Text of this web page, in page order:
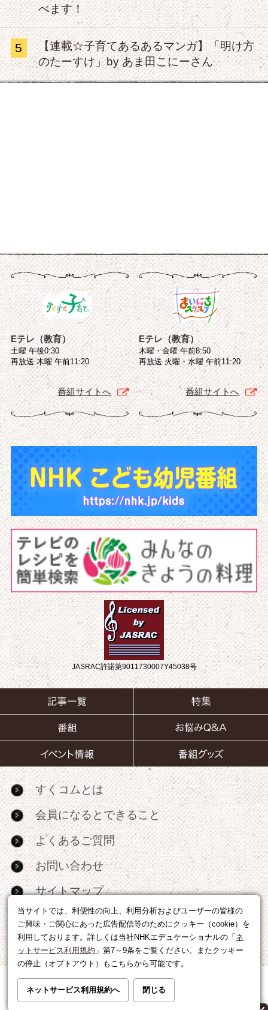
当サイトでは、利便性の向上、利用分析およびユーザーの皆様の
ご興味・ご関心にあった広告配信等のためにクッキー（cookie）を
利用しております。詳しくは当社NHKエデュケーショナルの「 ネ
ットサービス利用規約 」第7～9条をご覧ください。またクッキー
の停止（オプトアウト）もこちらから可能です。
ネットサービス利用規約へ 閉じる
べます！
5
【連載☆子育てあるあるマンガ】「明け方
のたーすけ」by あま田こにーさん
Eテレ（教育）
土曜 午後0:30
再放送 木曜 午前11:20
番組サイトへ
Eテレ（教育）
木曜・金曜 午前8:50
再放送 火曜・水曜 午前11:20
番組サイトへ
JASRAC許諾第9011730007Y45038号
すくコムとは
会員になるとできること
よくあるご質問
お問い合わせ
サイトマップ
RSS
広告出稿・パートナーシップについて
利用規約|個人情報の取り扱いについて
運営会社|広告に関するお問い合わせ